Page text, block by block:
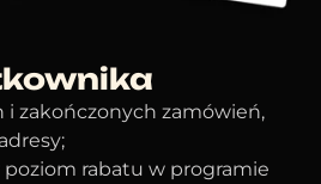
i zakończonych zamówień,
rabatu w programie